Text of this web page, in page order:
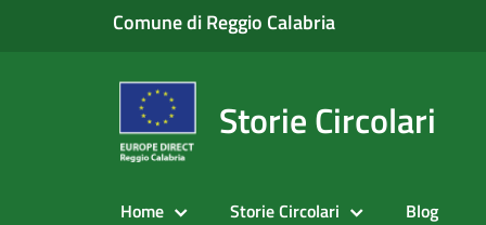
Comune di Reggio Calabria
Storie Circolari
Home Storie Circolari Blog